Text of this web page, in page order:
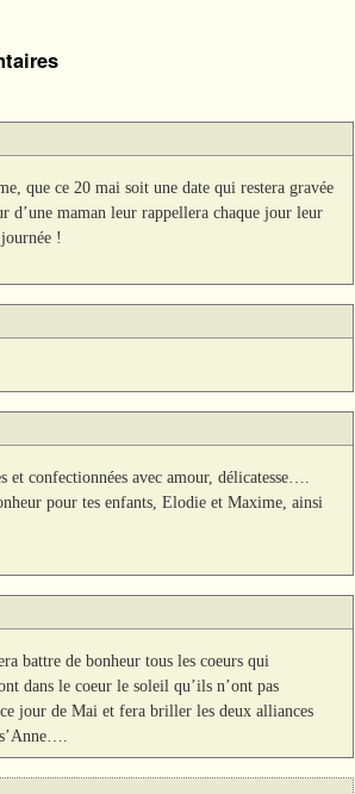
que ce 20 mai soit une date qui restera gravée
d’une maman leur rappellera chaque jour leur
!
et confectionnées avec amour, délicatesse….
pour tes enfants, Elodie et Maxime, ainsi
battre de bonheur tous les coeurs qui
dans le coeur le soleil qu’ils n’ont pas
jour de Mai et fera briller les deux alliances